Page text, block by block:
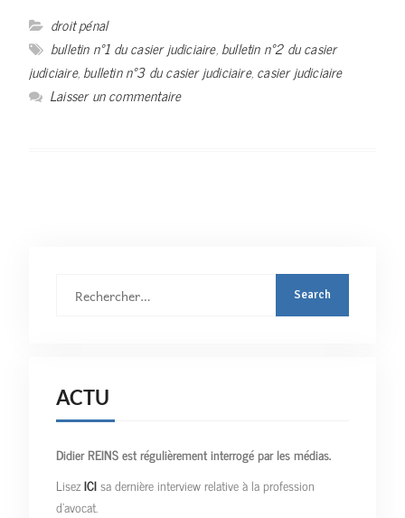
droit pénal
bulletin n°1 du casier judiciaire,bulletin n°2 du casier
judiciaire,bulletin n°3 du casier judiciaire, casier judiciaire
Laisser un commentaire
ACTU
Didier REINS est régulièrement interrogé par les médias.
LisezICIsa dernière interview relative à la profession
d’avocat.